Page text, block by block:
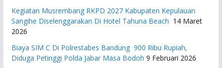
Kegiatan Musrembang RKPD 2027 ​Kabupaten Kepulauan
Sangihe Diselenggarakan Di Hotel Tahuna Beach 14 Maret
2026
Biaya SIM C Di Polrestabes Bandung 900 Ribu Rupiah,
Diduga Petinggi Polda Jabar Masa Bodoh 9 Februari 2026